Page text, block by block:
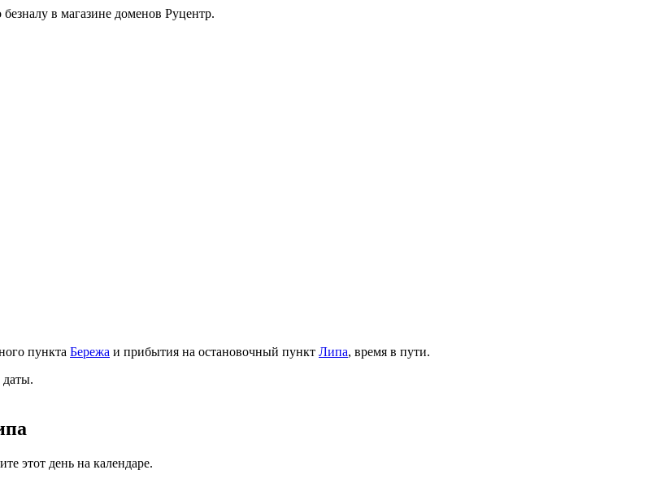
безналу в магазине доменов Руцентр.
пункта Бережа и прибытия на остановочный пункт Липа, время в пути.
этот день на календаре.